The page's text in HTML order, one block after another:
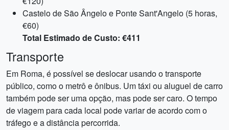
Castelo de São Ângelo e Ponte Sant'Angelo (5 horas,
€60)
Total Estimado de Custo: €411
Transporte
Em Roma, é possível se deslocar usando o transporte
público, como o metrô e ônibus. Um táxi ou aluguel de carro
também pode ser uma opção, mas pode ser caro. O tempo
de viagem para cada local pode variar de acordo com o
tráfego e a distância percorrida.